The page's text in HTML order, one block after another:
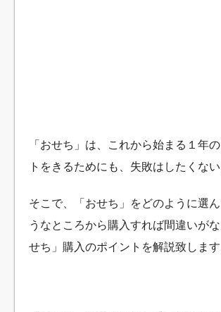
「おせち」は、これから始まる１年
トをきるためにも、失敗はしたくない
そこで、「おせち」をどのように選
うなところから購入すれば間違いが
せち」購入のポイントを解説致します